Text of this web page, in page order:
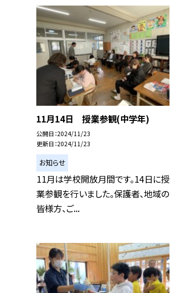
11月14日 授業参観(中学年)
公開日 2024/11/23
更新日 2024/11/23
お知らせ
11月は学校開放月間です。14日に授
業参観を行いました。保護者、地域の
皆様方、ご...